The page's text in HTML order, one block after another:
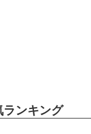
ランキング